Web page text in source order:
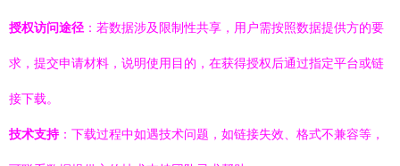
授权访问途径 ：若数据涉及限制性共享，用户需按照数据提供方的要
求，提交申请材料，说明使用目的，在获得授权后通过指定平台或链
接下载。
技术支持：下载过程中如遇技术问题，如链接失效、格式不兼容等，